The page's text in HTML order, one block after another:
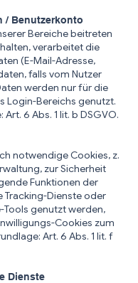
/ Benutzerkonto
Bereiche beitreten
verarbeitet die
(E-Mail-Adresse,
falls vom Nutzer
werden nur für die
Login-Bereichs genutzt.
6 Abs. 1 lit. b DSGVO.
notwendige Cookies, z.
zur Sicherheit
Funktionen der
Tracking-Dienste oder
Tools genutzt werden,
Cookies zum
Art. 6 Abs. 1 lit. f
Dienste